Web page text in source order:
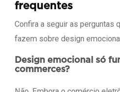
frequentes
Confira a seguir as perguntas
fazem sobre design
Design emocional só
commerces?